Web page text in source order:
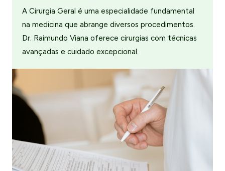
A Cirurgia Geral é uma especialidade fundamental
na medicina que abrange diversos procedimentos.
Dr. Raimundo Viana oferece cirurgias com técnicas
avançadas e cuidado excepcional.